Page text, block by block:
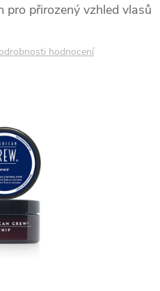
pro přirozený vzhled vlasů
hodnocení